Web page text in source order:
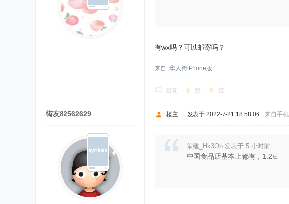
有wx吗？可以邮寄吗？
来自: 华人街iPhone版
回复 赞 踩
街友82562629 楼主 发表于 2022-7-21 18:58:06 来自手机
翁建_Hk3Ob 发表于 5 小时前
中国食品店基本上都有，1.2∈